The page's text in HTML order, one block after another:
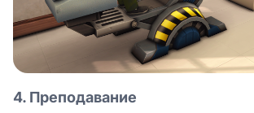
4. Преподавание